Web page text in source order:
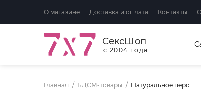
О магазине Доставка и оплата Контакты
СексШоп
с 2004 года
Главная БДСМ-товары Натуральное перо